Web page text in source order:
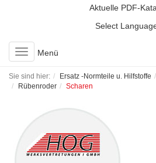
Aktuelle PDF-
Select
Toggle
navigation
Menü
Sie sind hier: Ersatz -Normteile u. Hilfstoffe
Rübenroder
Scharen